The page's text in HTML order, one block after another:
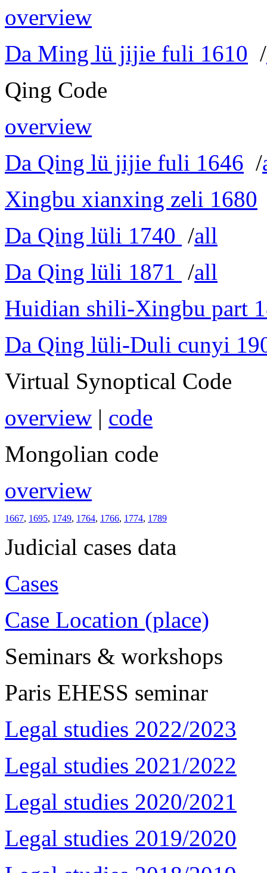
overview
Da Ming lü jijie fuli 1610 /
Qing Code
overview
Da Qing lü jijie fuli 1646 /
Xingbu xianxing zeli 1680
Da Qing lüli 1740 /all
Da Qing lüli 1871 /all
Huidian shili-Xingbu part
Da Qing lüli-Duli cunyi
Virtual Synoptical Code
overview | code
Mongolian code
overview
1667, 1695, 1749, 1764, 1766, 1774, 1789
Judicial cases data
Cases
Case Location (place)
Seminars & workshops
Paris EHESS seminar
Legal studies 2022/2023
Legal studies 2021/2022
Legal studies 2020/2021
Legal studies 2019/2020